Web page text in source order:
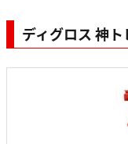
ディグロス 神